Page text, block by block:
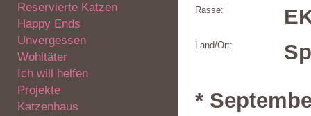
Reservierte Katzen
Happy Ends
Unvergessen
Wohltäter
Ich will helfen
Projekte
Katzenhaus
Rasse:
Land/Ort:
*